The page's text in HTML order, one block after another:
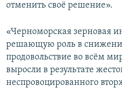
отменить своё решение».
«Черноморская зерновая
решающую роль в
продовольствие во всём
выросли в результате
неспровоцированного